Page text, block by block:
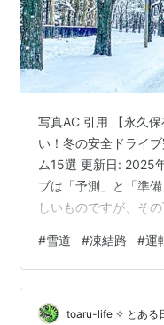
写真AC 引用 【永久
い！冬の安全ドライ
ム15選 更新日: 2025
ブは「予測」と「準
しいものですが、そ
みが重大事故につな
イバーの知見と物理
説し、読者の方々が
な対応力」**を身につ
#雪道 #凍結路 #運
toaru-life ✧ とある